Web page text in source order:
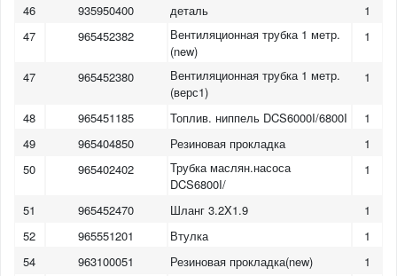
1 3 5 6
46
935950400 деталь
1
47
965452382
Вентиляционная трубка 1 метр.
(new)
1
47 965452380
Вентиляционная трубка 1 метр.
(верс1)
1
48 965451185 Топлив. ниппель DCS6000I/6800I
1
49
965404850 Резиновая прокладка
1
50
965402402
Трубка маслян.насоса
DCS6800I/
1
51 965452470 Шланг 3.2X1.9
1
52
965551201 Втулка
1
54
963100051 Резиновая прокладка(new)
1